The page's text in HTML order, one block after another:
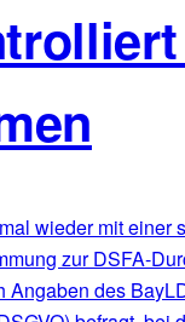
wieder mit
zur DSFA-
Angaben des